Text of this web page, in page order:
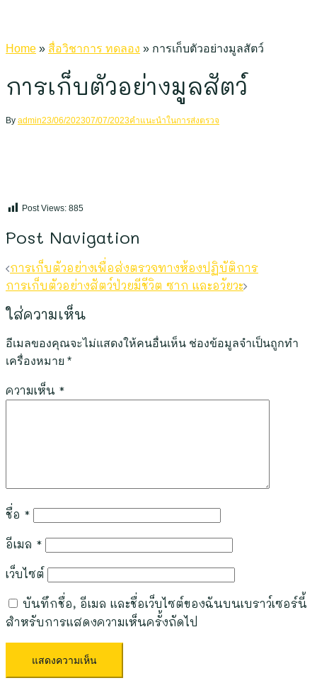
Home » สื่อวิชาการ ทดลอง » การเก็บตัวอย่างมูลสัตว์
การเก็บตัวอย่างมูลสัตว์
By admin23/06/202307/07/2023คำแนะนำในการส่งตรวจ
Post Views: 885
Post Navigation
การเก็บตัวอย่างเพื่อส่งตรวจทางห้องปฏิบัติการ
การเก็บตัวอย่างสัตว์ป่วยมีชีวิต ซาก และอวัยวะ
ใส่ความเห็น
อีเมลของคุณจะไม่แสดงให้คนอื่นเห็น ช่องข้อมูลจำเป็นถูกทำ
เครื่องหมาย *
ความเห็น *
ชื่อ *
อีเมล *
เว็บไซต์
บันทึกชื่อ, อีเมล และชื่อเว็บไซต์ของฉันบนเบราว์เซอร์นี้
สำหรับการแสดงความเห็นครั้งถัดไป